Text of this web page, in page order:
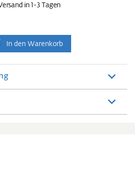
in 1-3 Tagen
In den Warenkorb